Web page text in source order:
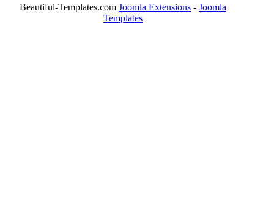
Beautiful-Templates.comJoomla Extensions -Joomla
Templates